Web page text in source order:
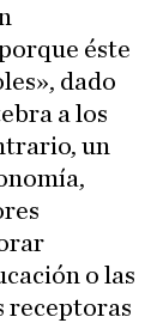
éste
dado
a los
un
o las
receptoras